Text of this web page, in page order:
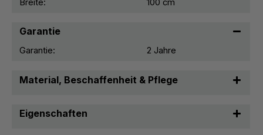
Garantie
Garantie: 2 Jahre
Material, Beschaffenheit & Pflege
Eigenschaften